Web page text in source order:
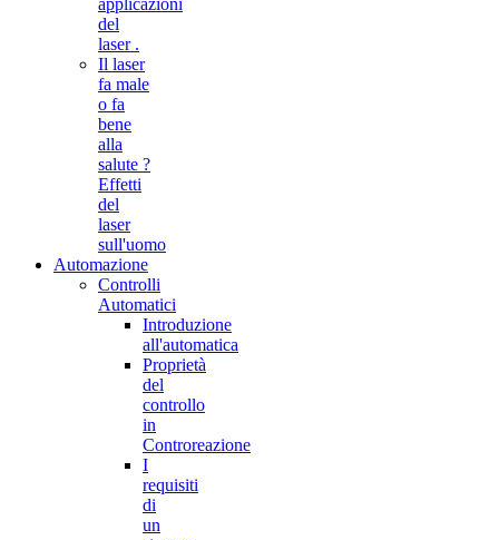
applicazioni
del
laser .
Il laser
fa male
o fa
bene
alla
salute ?
Effetti
del
laser
sull'uomo
Automazione
Controlli
Automatici
Introduzione
all'automatica
Proprietà
del
controllo
in
Controreazione
I
requisiti
di
un